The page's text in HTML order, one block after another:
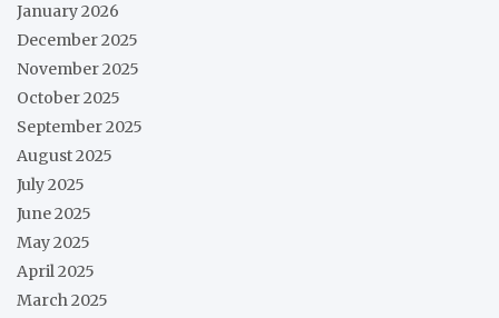
January 2026
December 2025
November 2025
October 2025
September 2025
August 2025
July 2025
June 2025
May 2025
April 2025
March 2025